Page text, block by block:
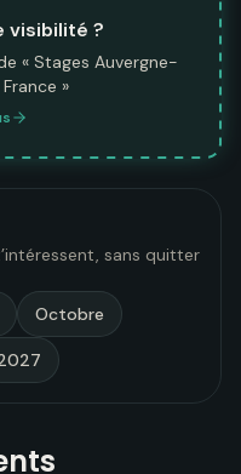
visibilité ?
« Stages Auvergne-
»
sans quitter
Octobre